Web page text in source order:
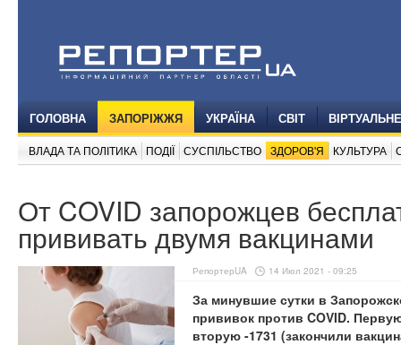
ГОЛОВНА ЗАПОРІЖЖЯ УКРАЇНА СВІТ
ВЛАДА ТА ПОЛІТИКА ПОДІЇ СУСПІЛЬСТВО ЗДОРОВ'Я КУЛЬТУРА
От COVID запорожцев
прививать двумя вакцинами
РепортерUA 14 Июл 2021 - 09:25
За минувшие сутки в
прививок против COVID.
вторую -1731 (закончили